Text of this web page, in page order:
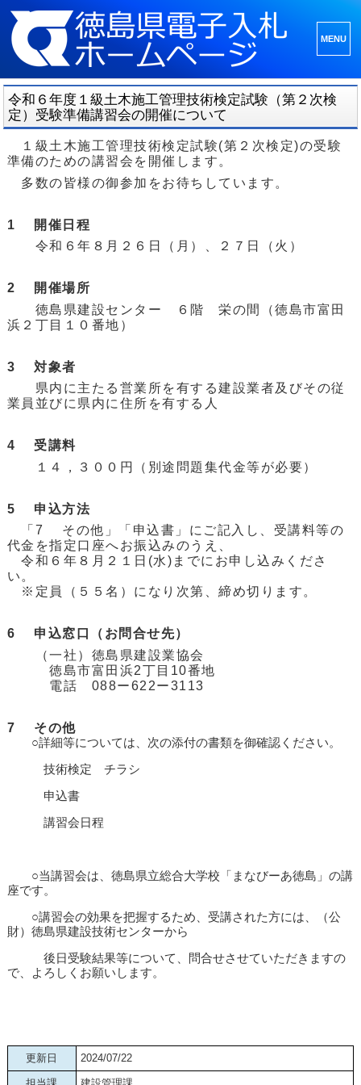
ーとウ
ィジェ
ット
令和６年度１級土木施工管理技術検定試験（第２次検
定）受験準備講習会の開催について
１級土木施工管理技術検定試験(第２次検定)の受験
準備のための講習会を開催します。
多数の皆様の御参加をお待ちしています。
1 開催日程
令和６年 ８月２６日（月） 、２７ 日（火）
2 開催場所
徳島県建設センター ６階 栄の間（徳島市富田
浜２丁目１０番地）
3 対象者
県内に主たる営業所を有する建設業者及びその従
業員並びに県内に住所を有する人
4 受講料
１４，３００円（別途問題集代金等が必要）
5 申込方法
「7 その他」「申込書」にご記入し、受講料等の
代金を指定口座へお振込みのうえ、
令和６年８月２１日(水)までにお申し込みくださ
い。
※定員（５５名）になり次第、締め切ります。
6 申込窓口（お問合せ先）
（一社）徳島県建設業協会
徳島市富田浜2丁目10番地
電話 088ー622ー3113
7 その他
○詳細等については、次の添付の書類を御確認ください。
技術検定 チラシ
申込書
講習会日程
○当講習会は、徳島県立総合大学校「まなびーあ徳島」の講
座です。
○講習会の効果を把握するため、受講された方には、（公
財）徳島県建設技術センターから
後日受験結果等について、問合せさせていただきますの
で、よろしくお願いします。
更新日 2024/07/22